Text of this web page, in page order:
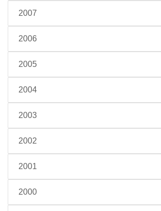
2007
2006
2005
2004
2003
2002
2001
2000